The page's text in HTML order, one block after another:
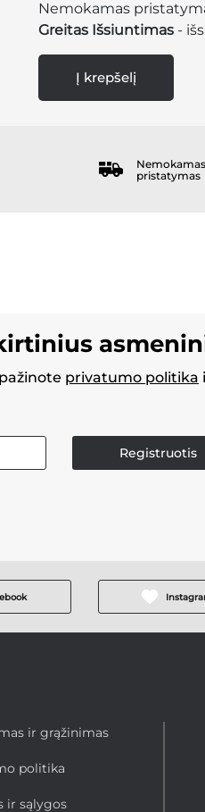
Nemokamas
Greitas Išsiuntimas -
Į krepšelį
Nemokamas
pristatymas
privatumo politika
Registruotis
ir grąžinimas
politika
ir sąlygos